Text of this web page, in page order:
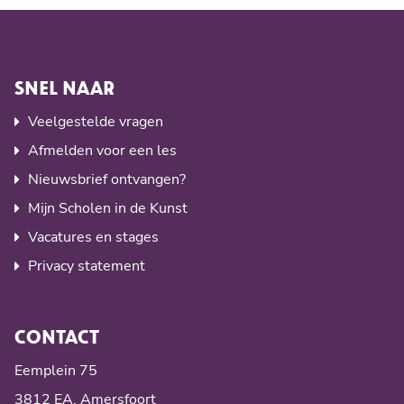
SNEL NAAR
Veelgestelde vragen
Afmelden voor een les
Nieuwsbrief ontvangen?
Mijn Scholen in de Kunst
Vacatures en stages
Privacy statement
CONTACT
Eemplein 75
3812 EA, Amersfoort